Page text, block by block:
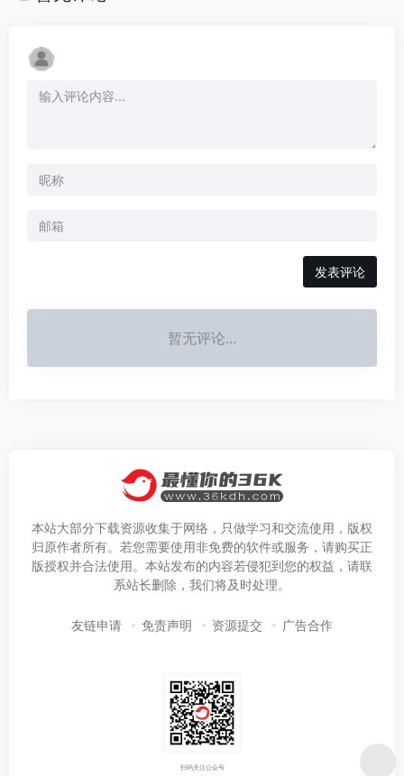
发表评论
暂无评论...
本站大部分下载资源收集于网络，只做学习和交流使用，版权
归原作者所有。若您需要使用非免费的软件或服务，请购买正
版授权并合法使用。本站发布的内容若侵犯到您的权益，请联
系站长删除，我们将及时处理。
友链申请 免责声明 资源提交 广告合作
扫码关注公众号